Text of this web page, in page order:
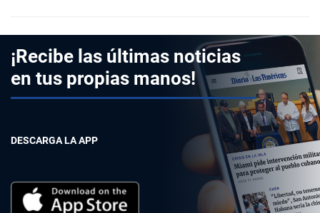
¡Recibe las últimas noticias
en tus propias manos!
DESCARGA LA APP